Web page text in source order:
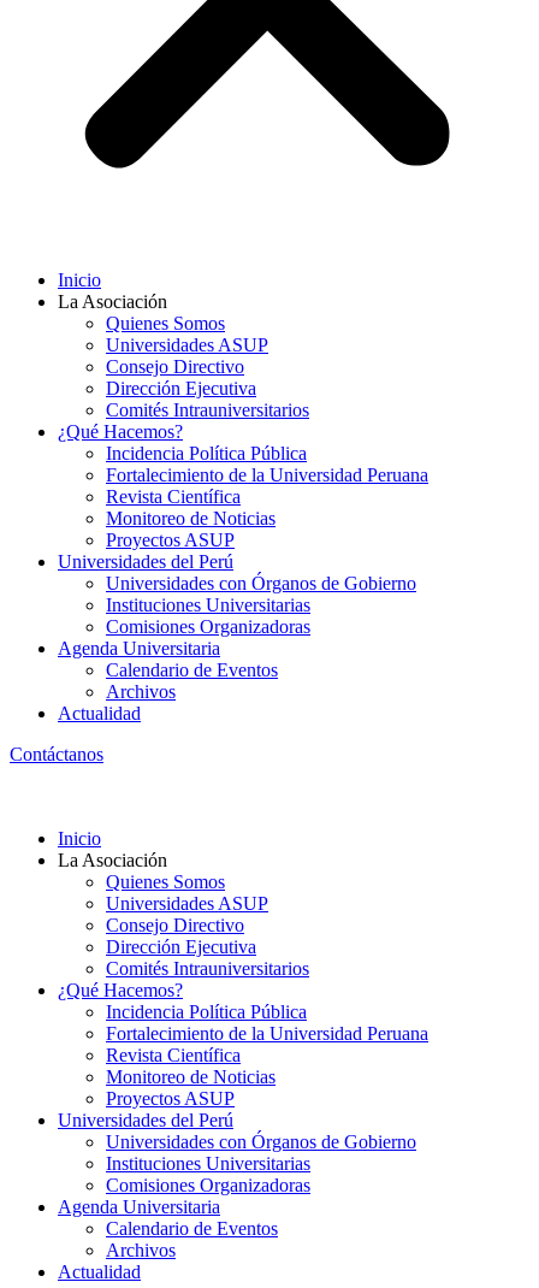
Inicio
La Asociación
Quienes Somos
Universidades ASUP
Consejo Directivo
Dirección Ejecutiva
Comités Intrauniversitarios
¿Qué Hacemos?
Incidencia Política Pública
Fortalecimiento de la Universidad Peruana
Revista Científica
Monitoreo de Noticias
Proyectos ASUP
Universidades del Perú
Universidades con Órganos de Gobierno
Instituciones Universitarias
Comisiones Organizadoras
Agenda Universitaria
Calendario de Eventos
Archivos
Actualidad
Contáctanos
Inicio
La Asociación
Quienes Somos
Universidades ASUP
Consejo Directivo
Dirección Ejecutiva
Comités Intrauniversitarios
¿Qué Hacemos?
Incidencia Política Pública
Fortalecimiento de la Universidad Peruana
Revista Científica
Monitoreo de Noticias
Proyectos ASUP
Universidades del Perú
Universidades con Órganos de Gobierno
Instituciones Universitarias
Comisiones Organizadoras
Agenda Universitaria
Calendario de Eventos
Archivos
Actualidad